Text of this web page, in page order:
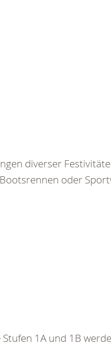
diverser
oder
1A und 1B